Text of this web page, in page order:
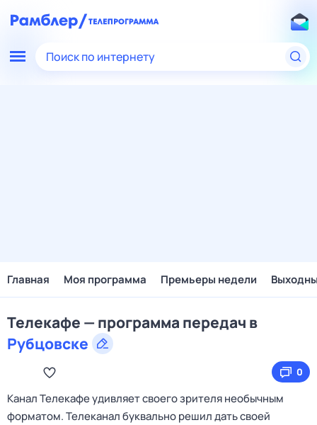
Поиск по интернету
Главная Моя программа Премьеры недели
Телекафе — программа передач в
Рубцовске
0
Канал Телекафе удивляет своего зрителя необычным
форматом. Телеканал буквально решил дать своей